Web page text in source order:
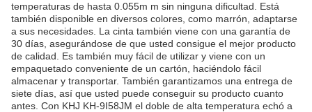
temperaturas de hasta 0.055m m sin ninguna dificultad. Está
también disponible en diversos colores, como marrón, adaptarse
a sus necesidades. La cinta también viene con una garantía de
30 días, asegurándose de que usted consigue el mejor producto
de calidad. Es también muy fácil de utilizar y viene con un
empaquetado conveniente de un cartón, haciéndolo fácil
almacenar y transportar. También garantizamos una entrega de
siete días, así que usted puede conseguir su producto cuanto
antes. Con KHJ KH-9I58JM el doble de alta temperatura echó a